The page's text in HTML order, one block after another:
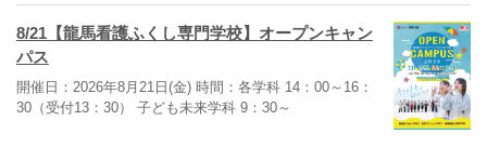
8/21【龍馬看護ふくし専門学校】オープンキャン
パス
開催日：2026年8月21日(金) 時間：各学科 14：00～16：
30（受付13：30） 子ども未来学科 9：30～